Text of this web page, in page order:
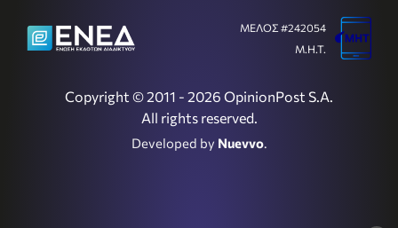
Copyright © 2011 - 2026 OpinionPost S.A.
All rights reserved.
Developed by Nuevvo.
ΜΕΛΟΣ #242054
Μ.Η.Τ.